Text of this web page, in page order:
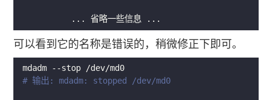
可以看到它的名称是错误的，稍微修正下即可。
mdadm --stop /dev/md0
# 输出: mdadm: stopped /dev/md0